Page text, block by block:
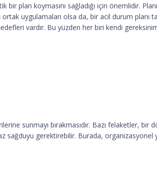
plan koymasını sağladığı için önemlidir.
uygulamaları olsa da, bir acil durum planı
vardır. Bu yüzden her biri kendi
sunmayı bırakmasıdır. Bazı felaketler, bir
sağduyu gerektirebilir. Burada,